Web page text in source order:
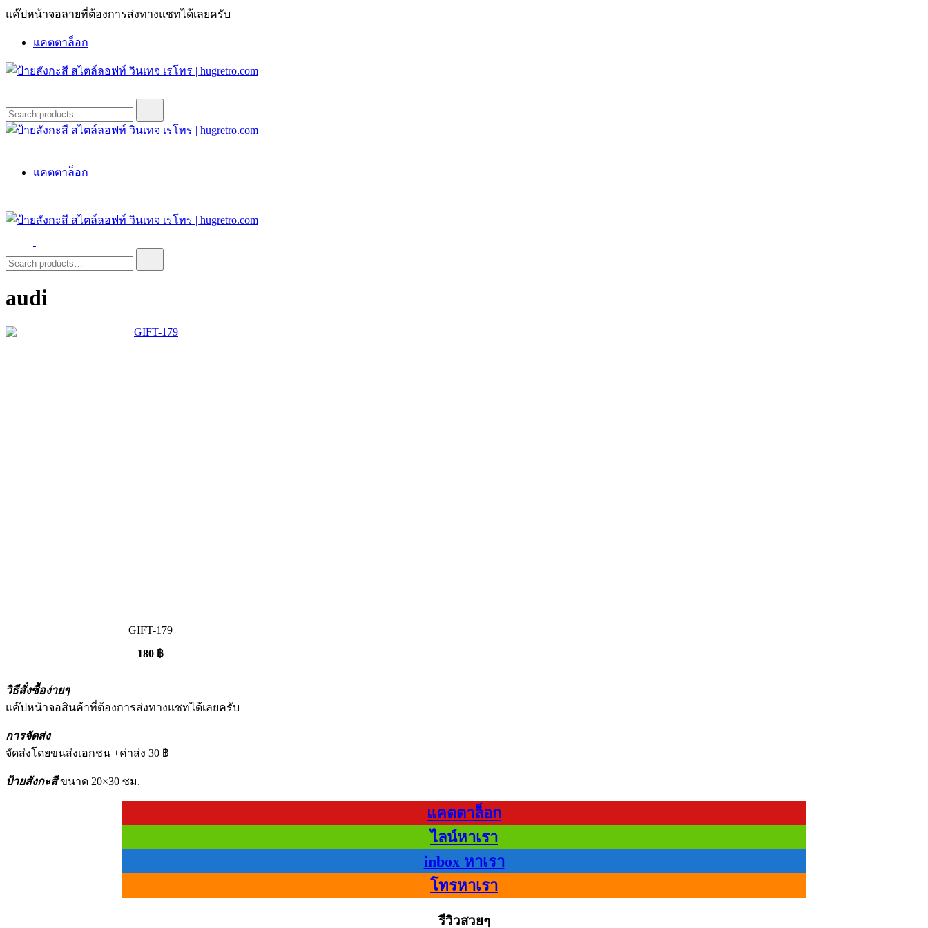
Skip
แค๊ปหน้าจอลายที่ต้องการส่งทางแชทได้เลยครับ
แคตตาล็อก
ป้ายสังกะสี สไตล์ลอฟท์ วินเทจ เรโทร | hugretro.com
ป้ายวินเทจ แต่งบ้าน ร้านกาแฟ ผับ โรงแรม ป้ายโค้ก เป็ปซี่เวสป้าฮาร์เล่ย์โฆษณาเก่าโบราณ มีราคาแบบสวยๆเพียบหรือสั่งทำโทร O8664277II
for:
แคตตาล็อก
ป้ายสังกะสี สไตล์ลอฟท์ วินเทจ เรโทร | hugretro.com
ป้ายวินเทจ แต่งบ้าน ร้านกาแฟ ผับ โรงแรม ป้ายโค้ก เป็ปซี่เวสป้าฮาร์เล่ย์โฆษณาเก่าโบราณ มีราคาแบบสวยๆเพียบหรือสั่งทำโทร O8664277II
for:
audi
GIFT-179
180 ฿
วิธีสั่งซื้อง่ายๆ
แค๊ปหน้าจอสินค้าที่ต้องการส่งทางแชทได้เลยครับ
การจัดส่ง
จัดส่งโดยขนส่งเอกชน +ค่าส่ง 30 ฿
ป้ายสังกะสีขนาด 20×30 ซม.
แคตตาล็อก
ไลน์หาเรา
inbox หาเรา
โทรหาเรา
รีวิวสวยๆ